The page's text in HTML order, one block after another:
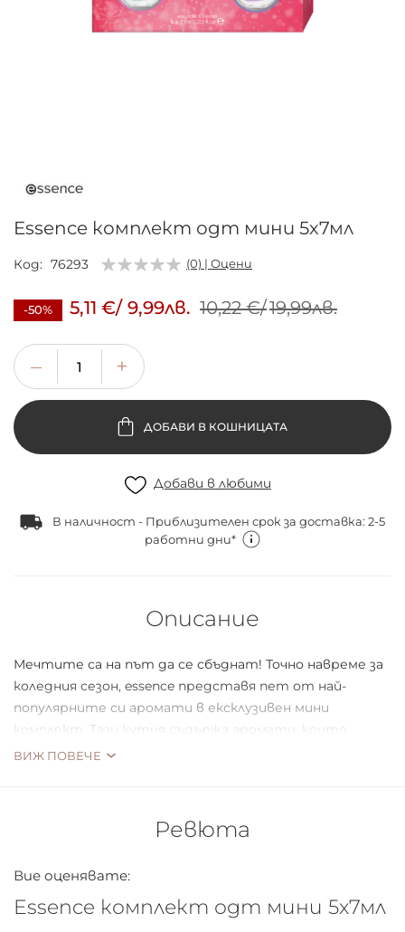
на
със
Essence комплект одт мини 5х7мл
Код 76293 (0) | Оцени
-50% 5,11 €/ 9,99лв. 10,22 €/19,99лв.
ДОБАВИ В КОШНИЦАТА
Добави в любими
В наличност - Приблизителен срок за доставка: 2-5
работни дни*
Описание
Мечтите са на път да се сбъднат! Точно навреме за
коледния сезон, essence представя пет от най-
популярните си аромати в ексклузивен мини
комплект. Тази кутия съдържа аромати, които
отговарят на всяко настроение, независимо от
ВИЖ ПОВЕЧЕ
Ревюта
Вие оценявате:
Essence комплект одт мини 5х7мл